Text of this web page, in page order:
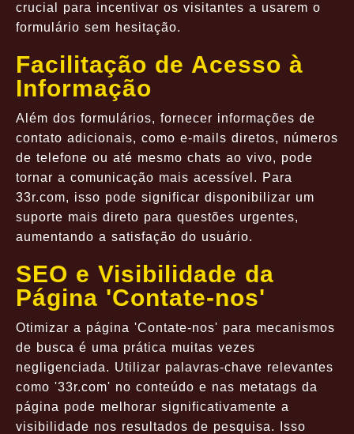
crucial para incentivar os visitantes a usarem o
formulário sem hesitação.
Facilitação de Acesso à
Informação
Além dos formulários, fornecer informações de
contato adicionais, como e-mails diretos, números
de telefone ou até mesmo chats ao vivo, pode
tornar a comunicação mais acessível. Para
33r.com, isso pode significar disponibilizar um
suporte mais direto para questões urgentes,
aumentando a satisfação do usuário.
SEO e Visibilidade da
Página 'Contate-nos'
Otimizar a página 'Contate-nos' para mecanismos
de busca é uma prática muitas vezes
negligenciada. Utilizar palavras-chave relevantes
como '33r.com' no conteúdo e nas metatags da
página pode melhorar significativamente a
visibilidade nos resultados de pesquisa. Isso